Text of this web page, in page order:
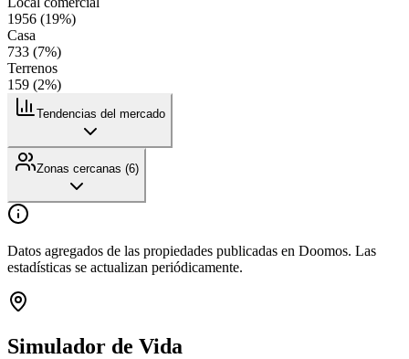
1956 (19%)
Casa
733 (7%)
Terrenos
159 (2%)
Tendencias del mercado
Zonas cercanas (6)
Datos agregados de las propiedades publicadas en Doomos. Las
estadísticas se actualizan periódicamente.
Simulador de Vida